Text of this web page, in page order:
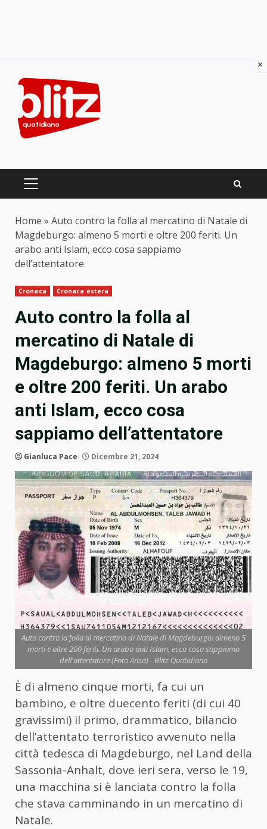
content
PRIMARY
Home » Auto contro la folla al mercatino di Natale di
Magdeburgo: almeno 5 morti e oltre 200 feriti. Un
arabo anti Islam, ecco cosa sappiamo
dell’attentatore
Cronaca Cronaca estera
Auto contro la folla al
mercatino di Natale di
Magdeburgo: almeno 5 morti
e oltre 200 feriti. Un arabo
anti Islam, ecco cosa
sappiamo dell’attentatore
Gianluca Pace Dicembre 21, 2024
Auto contro la folla al mercatino di Natale di Magdeburgo: almeno 5
morti e oltre 200 feriti. Un arabo anti Islam, ecco cosa sappiamo
dell'attentatore (Foto Ansa) - Blitz Quotidiano
È di almeno cinque morti, fa cui un
bambino, e oltre duecento feriti (di cui 40
gravissimi) il primo, drammatico, bilancio
dell’attentato terroristico avvenuto nella
città tedesca di Magdeburgo, nel Land della
Sassonia-Anhalt, dove ieri sera, verso le 19,
una macchina si è lanciata contro la folla
che stava camminando in un mercatino di
Natale.
×